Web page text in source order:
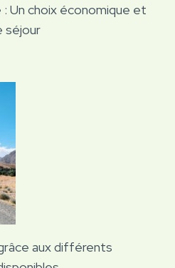
Un choix économique et
séjour
aux différents